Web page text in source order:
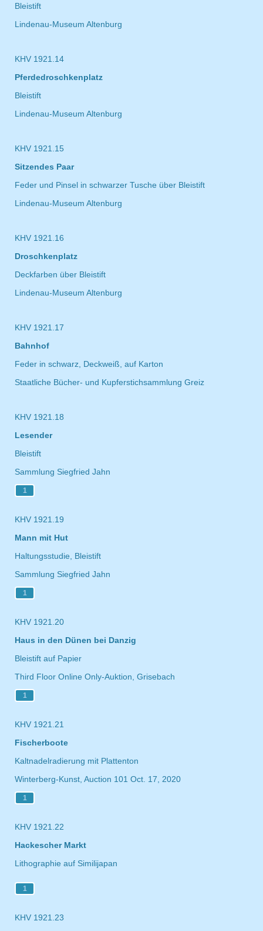
Bleistift
Lindenau-Museum Altenburg
KHV 1921.14
Pferdedroschkenplatz
Bleistift
Lindenau-Museum Altenburg
KHV 1921.15
Sitzendes Paar
Feder und Pinsel in schwarzer Tusche über Bleistift
Lindenau-Museum Altenburg
KHV 1921.16
Droschkenplatz
Deckfarben über Bleistift
Lindenau-Museum Altenburg
KHV 1921.17
Bahnhof
Feder in schwarz, Deckweiß, auf Karton
Staatliche Bücher- und Kupferstichsammlung Greiz
KHV 1921.18
Lesender
Bleistift
Sammlung Siegfried Jahn
1
KHV 1921.19
Mann mit Hut
Haltungsstudie, Bleistift
Sammlung Siegfried Jahn
1
KHV 1921.20
Haus in den Dünen bei Danzig
Bleistift auf Papier
Third Floor Online Only-Auktion, Grisebach
1
KHV 1921.21
Fischerboote
Kaltnadelradierung mit Plattenton
Winterberg-Kunst, Auction 101 Oct. 17, 2020
1
KHV 1921.22
Hackescher Markt
Lithographie auf Similijapan
1
KHV 1921.23